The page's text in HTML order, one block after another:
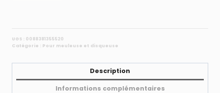
pour
béton
UGS : 0088381355520
Catégorie : Pour meuleuse et disqueuse
Description
Informations complémentaires